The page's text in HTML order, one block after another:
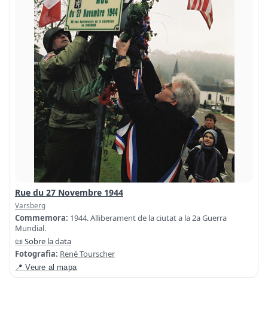
Rue du 27 Novembre 1944
Varsberg
Commemora: 1944. Alliberament de la ciutat a la 2a Guerra
Mundial.
📜 Sobre la data
Fotografia: René Tourscher
📍 Veure al mapa